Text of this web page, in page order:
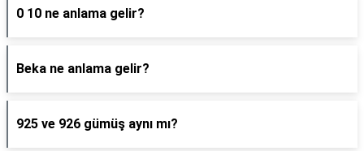
0 10 ne anlama gelir?
Beka ne anlama gelir?
925 ve 926 gümüş aynı mı?